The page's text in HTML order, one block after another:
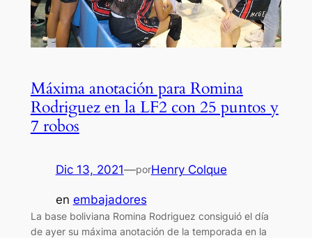
Máxima anotación para Romina
Rodriguez en la LF2 con 25 puntos y
7 robos
Dic 13, 2021—porHenry Colque
en embajadores
La base boliviana Romina Rodriguez consiguió el día
de ayer su máxima anotación de la temporada en la